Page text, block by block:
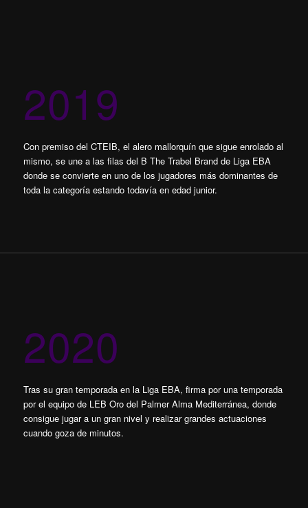
2019
Con premiso del CTEIB, el alero mallorquín que sigue enrolado al
mismo, se une a las filas del B The Trabel Brand de Liga EBA
donde se convierte en uno de los jugadores más dominantes de
toda la categoría estando todavía en edad junior.
2020
Tras su gran temporada en la Liga EBA, firma por una temporada
por el equipo de LEB Oro del Palmer Alma Mediterránea, donde
consigue jugar a un gran nivel y realizar grandes actuaciones
cuando goza de minutos.